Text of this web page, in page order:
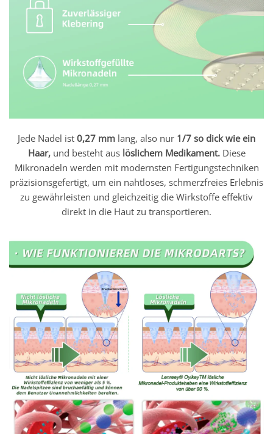
Jede Nadel ist 0,27 mm lang, also nur 1/7 so dick wie ein
Haar,und besteht aus löslichem Medikament.Diese
Mikronadeln werden mit modernsten Fertigungstechniken
präzisionsgefertigt, um ein nahtloses, schmerzfreies Erlebnis
zu gewährleisten und gleichzeitig die Wirkstoffe effektiv
direkt in die Haut zu transportieren.